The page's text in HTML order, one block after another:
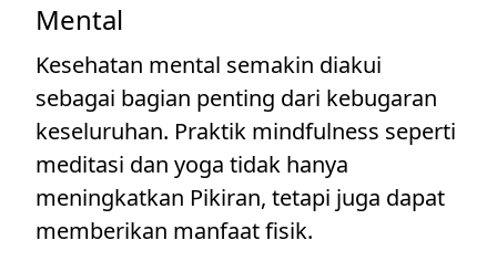
Mental
Kesehatan mental semakin diakui
sebagai bagian penting dari kebugaran
keseluruhan. Praktik mindfulness seperti
meditasi dan yoga tidak hanya
meningkatkan Pikiran, tetapi juga dapat
memberikan manfaat fisik.